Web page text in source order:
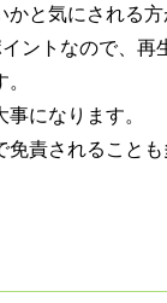
と気にされる
ントなので、再
になります。
責されること